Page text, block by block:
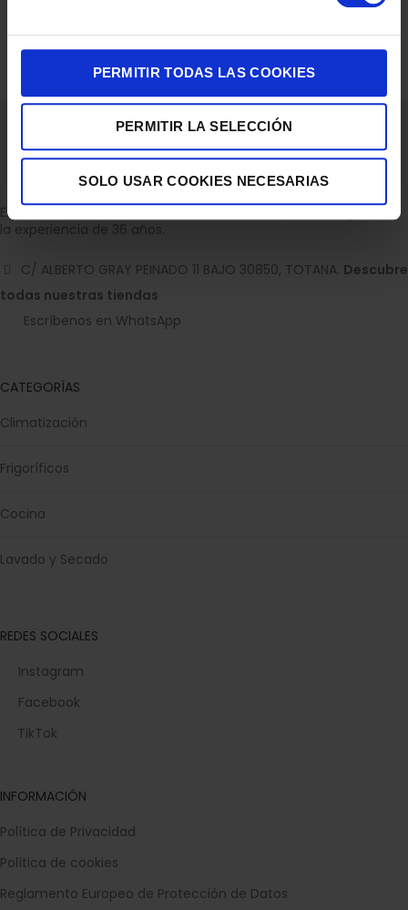
PERMITIR TODAS LAS COOKIES
PERMITIR LA SELECCIÓN
SOLO USAR COOKIES NECESARIAS
299,00€
Empresa dedicada a la venta de accesorios para el hogar con
la experiencia de 36 años.
C/ ALBERTO GRAY PEINADO 11 BAJO 30850, TOTANA. Descubre
todas nuestras tiendas
Escríbenos en WhatsApp
CATEGORÍAS
Climatización
Frigoríficos
Cocina
Lavado y Secado
REDES SOCIALES
Instagram
Facebook
TikTok
INFORMACIÓN
Política de Privacidad
Política de cookies
Reglamento Europeo de Protección de Datos